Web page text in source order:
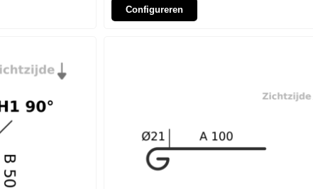
Configureren